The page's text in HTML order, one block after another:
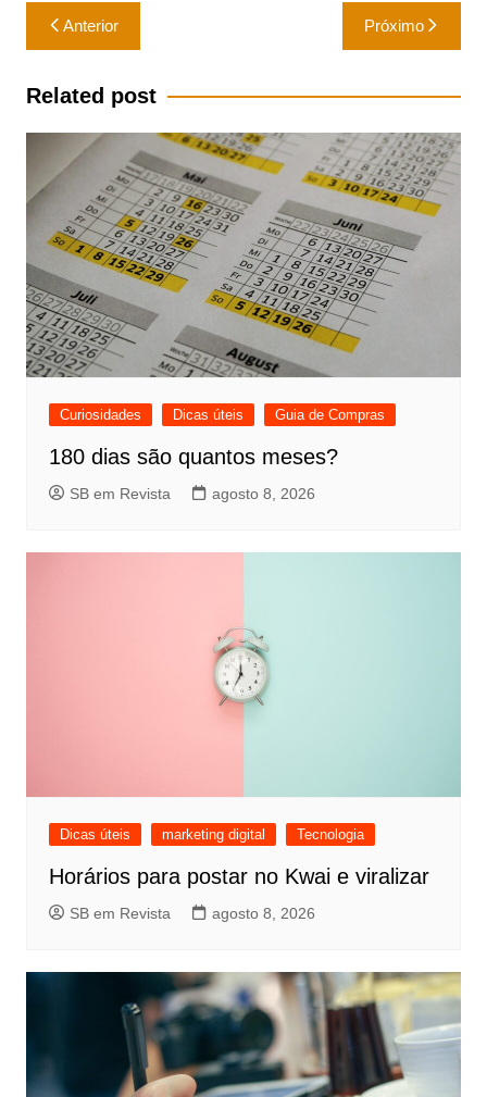
Navegação
de
Post
Anterior Próximo
Related post
Curiosidades Dicas úteis Guia de Compras
180 dias são quantos meses?
SB em Revista agosto 8, 2026
Dicas úteis marketing digital Tecnologia
Horários para postar no Kwai e viralizar
SB em Revista agosto 8, 2026